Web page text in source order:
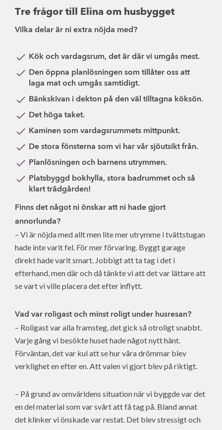
Tre frågor till Elina om husbygget
Vilka delar är ni extra nöjda med?
Kök och vardagsrum, det är där vi umgås mest.
Den öppna planlösningen som tillåter oss att
laga mat och umgås samtidigt.
Bänkskivan i dekton på den väl tilltagna köksön.
Det höga taket.
Kaminen som vardagsrummets mittpunkt.
De stora fönsterna som vi har vår sjöutsikt från.
Planlösningen och barnens utrymmen.
Platsbyggd bokhylla, stora badrummet och så
klart trädgården!
Finns det något ni önskar att ni hade gjort
annorlunda?
– Vi är nöjda med allt men lite mer utrymme i tvättstugan
hade inte varit fel. För mer förvaring. Byggt garage
direkt hade varit smart. Jobbigt att ta tag i det i
efterhand, men där och då tänkte vi att det var lättare att
se vart vi ville placera det efter inflytt.
Vad var roligast och minst roligt under husresan?
– Roligast var alla framsteg, det gick så otroligt snabbt.
Varje gång vi besökte huset hade något nytt hänt.
Förväntan, det var kul att se hur våra drömmar blev
verklighet en efter en. Att valen vi gjort blev på riktigt.
– På grund av omvärldens situation när vi byggde var det
en del material som var svårt att få tag på. Bland annat
det klinker vi önskade var restat. Det blev stressigt och